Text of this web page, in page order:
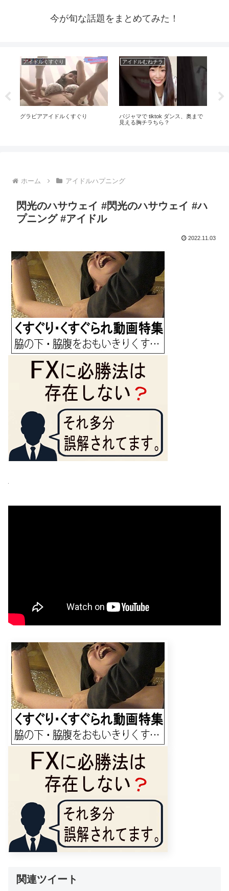
今が旬な話題をまとめてみた！
アイドルくすぐり
グラビアアイドルくすぐり
アイドルむねチラ
パジャマで tiktok ダンス、奥まで
見える胸チラちら？
ホーム アイドルハプニング
閃光のハサウェイ #閃光のハサウェイ #ハ
プニング #アイドル
2022.11.03
関連ツイート